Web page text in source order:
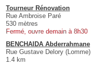
Tourneur Rénovation
Rue Ambroise Paré
530 mètres
Fermé, ouvre demain à 8h30
BENCHAIDA Abderrahmane
Rue Gustave Delory (Lomme)
1.4 km